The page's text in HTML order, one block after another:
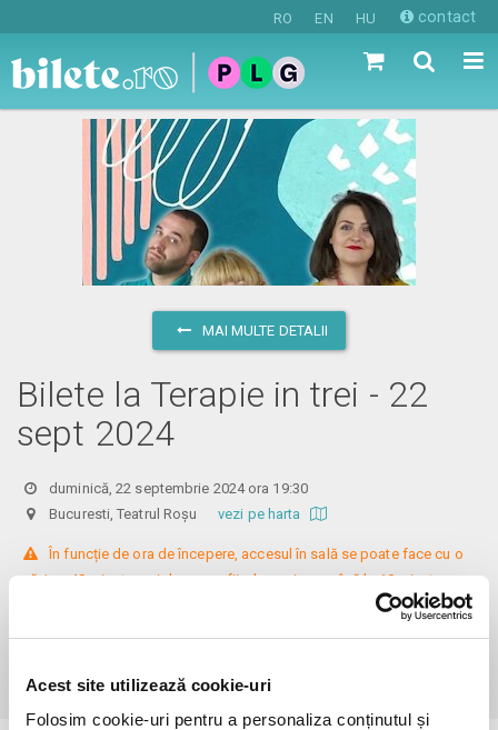
Acest site utilizează cookie-uri
Folosim cookie-uri pentru a personaliza conținutul și
RO EN HU contact
MAI MULTE DETALII
Bilete la Terapie in trei - 22
sept 2024
duminică, 22 septembrie 2024 ora 19:30
Bucuresti, Teatrul Roșu vezi pe harta
În funcție de ora de începere, accesul în sală se poate face cu o
oră / cu 40 minute mai devreme, fiind permis cu până la 10 minute
înainte de spectacol. Așezarea se realizează la mese de 2 (nr. limitat), 3
Informații suplimentare, la nr. de telefon 0773 825 249.